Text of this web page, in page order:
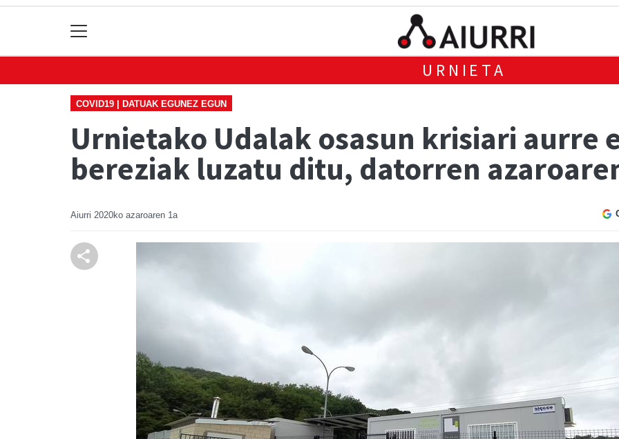
URNIETA
COVID19 | DATUAK EGUNEZ EGUN
Urnietako Udalak osasun krisiari aurre
bereziak luzatu ditu, datorren
Aiurri 2020ko azaroaren 1a